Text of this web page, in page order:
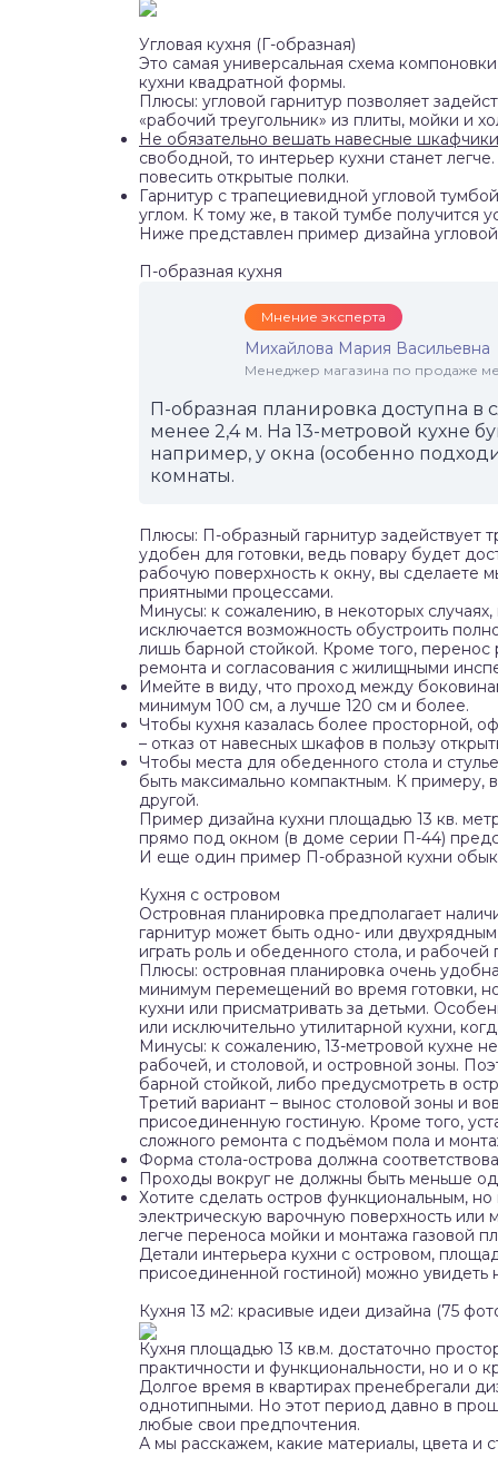
Угловая кухня (Г-образная)
Это самая универсальная схема
кухни квадратной формы.
Плюсы: угловой гарнитур позволяет
«рабочий треугольник» из плиты, мойки и
Не обязательно вешать навесные шкафчики
свободной, то интерьер кухни станет
повесить открытые полки.
Гарнитур с трапециевидной угловой
углом. К тому же, в такой тумбе получится
Ниже представлен пример дизайна
П-образная кухня
Мнение эксперта
Михайлова Мария Васильевна
Менеджер магазина по продаже
П-образная планировка доступна
менее 2,4 м. На 13-метровой кухне
например, у окна (особенно
комнаты.
Плюсы: П-образный гарнитур задействует
удобен для готовки, ведь повару будет
рабочую поверхность к окну, вы сделаете
приятными процессами.
Минусы: к сожалению, в некоторых
исключается возможность обустроить
лишь барной стойкой. Кроме того, перенос
ремонта и согласования с жилищными
Имейте в виду, что проход между
минимум 100 см, а лучше 120 см и более.
Чтобы кухня казалась более просторной,
– отказ от навесных шкафов в пользу
Чтобы места для обеденного стола и
быть максимально компактным. К
другой.
Пример дизайна кухни площадью 13 кв.
прямо под окном (в доме серии П-44)
И еще один пример П-образной кухни
Кухня с островом
Островная планировка предполагает
гарнитур может быть одно- или
играть роль и обеденного стола, и
Плюсы: островная планировка очень
минимум перемещений во время готовки,
кухни или присматривать за детьми.
или исключительно утилитарной кухни,
Минусы: к сожалению, 13-метровой кухне
рабочей, и столовой, и островной зоны.
барной стойкой, либо предусмотреть в
Третий вариант – вынос столовой зоны и
присоединенную гостиную. Кроме того,
сложного ремонта с подъёмом пола и
Форма стола-острова должна
Проходы вокруг не должны быть меньше
Хотите сделать остров функциональным,
электрическую варочную поверхность или
легче переноса мойки и монтажа газовой
Детали интерьера кухни с островом,
присоединенной гостиной) можно увидеть
Кухня 13 м2: красивые идеи дизайна (75
Кухня площадью 13 кв.м. достаточно
практичности и функциональности, но и о
Долгое время в квартирах пренебрегали
однотипными. Но этот период давно в
любые свои предпочтения.
А мы расскажем, какие материалы, цвета и